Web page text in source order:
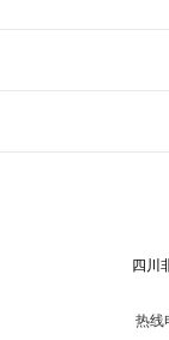
四川
热线